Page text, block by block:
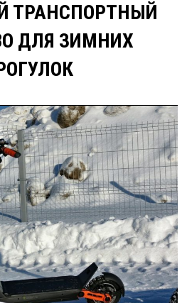
ТРАНСПОРТНЫЙ
ДЛЯ ЗИМНИХ